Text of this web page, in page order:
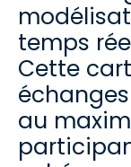
temps
Cette
au